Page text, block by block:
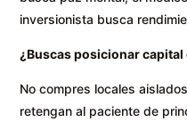
inversionista busca
¿Buscas posicionar
No compres locales
retengan al paciente de